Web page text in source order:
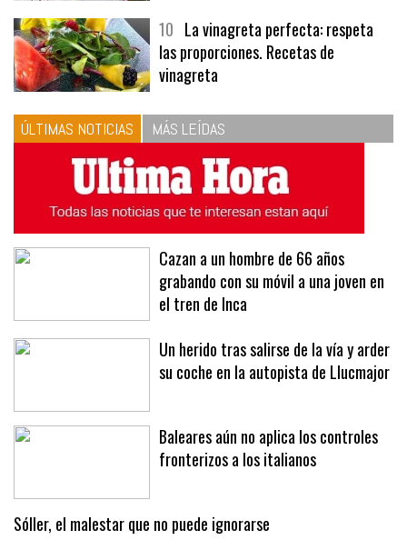
10 La vinagreta perfecta: respeta
las proporciones. Recetas de
vinagreta
ÚLTIMAS NOTICIAS MÁS LEÍDAS
Cazan a un hombre de 66 años
grabando con su móvil a una joven en
el tren de Inca
Un herido tras salirse de la vía y arder
su coche en la autopista de Llucmajor
Baleares aún no aplica los controles
fronterizos a los italianos
Sóller, el malestar que no puede ignorarse